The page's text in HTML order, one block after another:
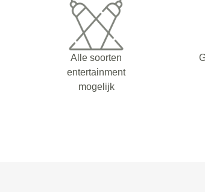
Alle soorten
entertainment
mogelijk